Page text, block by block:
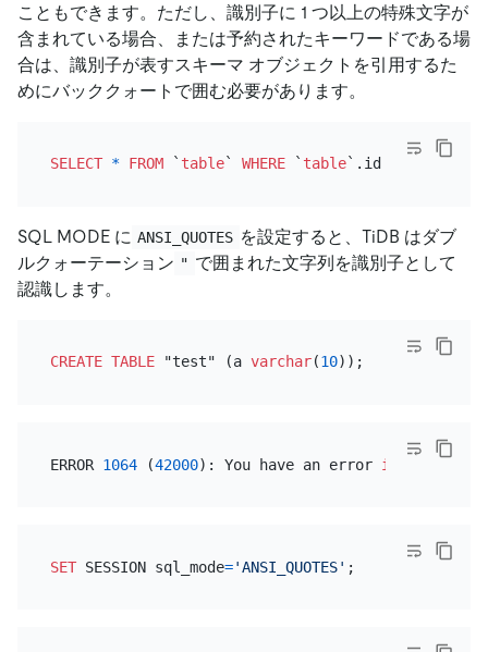
こともできます。ただし、識別子に 1 つ以上の特殊文字が
含まれている場合、または予約されたキーワードである場
合は、識別子が表すスキーマ オブジェクトを引用するた
めにバッククォートで囲む必要があります。
SELECT * FROM ` table` WHERE ` table`.id
SQL MODE に ANSI_QUOTES を設定すると、TiDB はダブ
ルクォーテーション " で囲まれた文字列を識別子として
認識します。
CREATE TABLE "test" (a varchar(10
ERROR 1064 (42000): You have an error in your SQL
SET SESSION sql_mode='ANSI_QUOTES'